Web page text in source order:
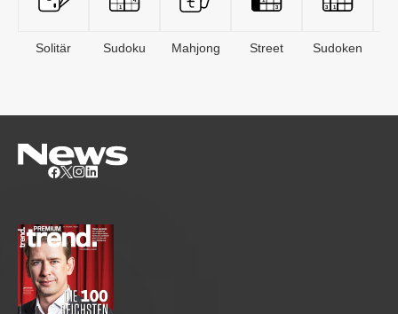
Solitär Sudoku Mahjong Street Sudoken